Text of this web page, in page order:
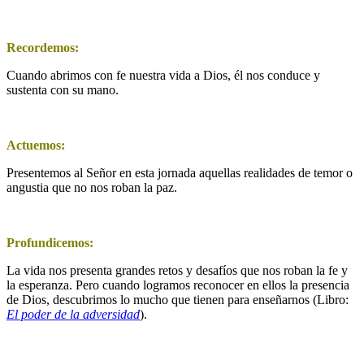
Recordemos:
Cuando abrimos con fe nuestra vida a Dios, él nos conduce y
sustenta con su mano.
Actuemos:
Presentemos al Señor en esta jornada aquellas realidades de temor o
angustia que no nos roban la paz.
Profundicemos:
La vida nos presenta grandes retos y desafíos que nos roban la fe y
la esperanza. Pero cuando logramos reconocer en ellos la presencia
de Dios, descubrimos lo mucho que tienen para enseñarnos (Libro:
El poder de la adversidad).